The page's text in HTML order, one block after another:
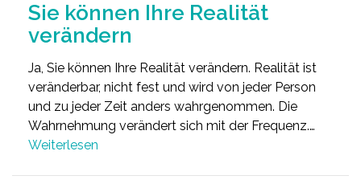
Sie können Ihre Realität
verändern
Ja, Sie können Ihre Realität verändern. Realität ist
veränderbar, nicht fest und wird von jeder Person
und zu jeder Zeit anders wahrgenommen. Die
Wahrnehmung verändert sich mit der Frequenz.…
Weiterlesen